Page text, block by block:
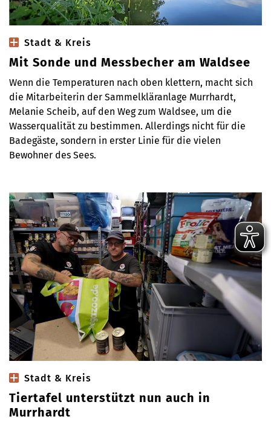
Stadt & Kreis
Mit Sonde und Messbecher am Waldsee
Wenn die Temperaturen nach oben klettern, macht sich
die Mitarbeiterin der Sammelkläranlage Murrhardt,
Melanie Scheib, auf den Weg zum Waldsee, um die
Wasserqualität zu bestimmen. Allerdings nicht für die
Badegäste, sondern in erster Linie für die vielen
Bewohner des Sees.
Stadt & Kreis
Tiertafel unterstützt nun auch in
Murrhardt